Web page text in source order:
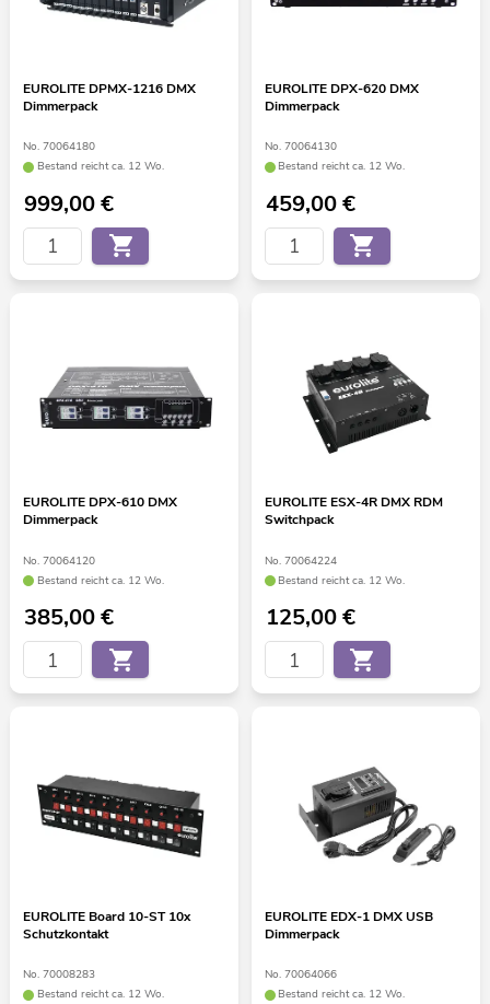
EUROLITE DPMX-1216 DMX
Dimmerpack
No. 70064180
Bestand reicht ca. 12 Wo.
999,00€
EUROLITE DPX-620 DMX
Dimmerpack
No. 70064130
Bestand reicht ca. 12 Wo.
459,00€
EUROLITE DPX-610 DMX
Dimmerpack
No. 70064120
Bestand reicht ca. 12 Wo.
385,00€
EUROLITE ESX-4R DMX RDM
Switchpack
No. 70064224
Bestand reicht ca. 12 Wo.
125,00€
EUROLITE Board 10-ST 10x
Schutzkontakt
No. 70008283
Bestand reicht ca. 12 Wo.
EUROLITE EDX-1 DMX USB
Dimmerpack
No. 70064066
Bestand reicht ca. 12 Wo.